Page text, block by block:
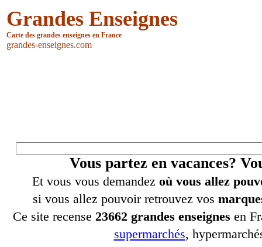
Grandes Enseignes
Carte des grandes enseignes en France
grandes-enseignes.com
Vous partez en vacances?
Et vous vous demandez où vous allez
si vous allez pouvoir retrouvez vos
Ce site recense 23662 grandes enseignes en
supermarchés,